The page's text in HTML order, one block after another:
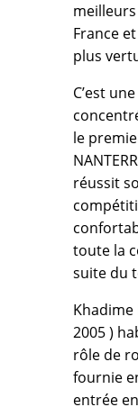
France
plus
C’est
le
réussit
toute la
suite du
Khadime
2005 )
rôle de
fournie
entrée